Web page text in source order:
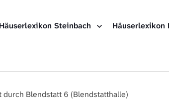
Häuserlexikon Steinbach
Häuserlexikon
durch Blendstatt 6 (Blendstatthalle)